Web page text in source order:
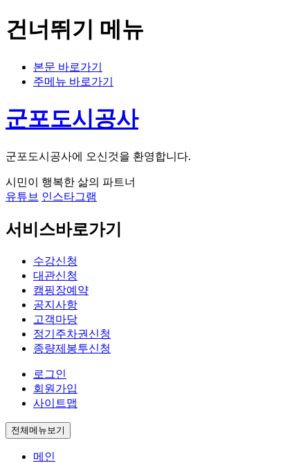
건너뛰기 메뉴
본문 바로가기
주메뉴 바로가기
군포도시공사
군포도시공사에 오신것을 환영합니다.
시민이 행복한 삶의 파트너
유튜브 인스타그램
서비스바로가기
수강신청
대관신청
캠핑장예약
공지사항
고객마당
정기주차권신청
종량제봉투신청
로그인
회원가입
사이트맵
전체메뉴보기
메인